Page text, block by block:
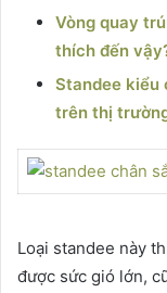
Vòng quay
thích đến
Standee kiểu
trên thị
Loại standee này
được sức gió lớn,